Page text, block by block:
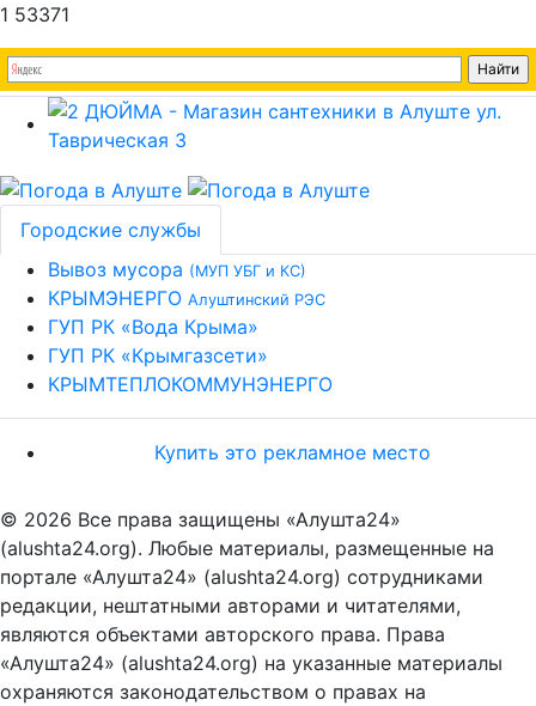
1 53371
Городские службы
Вывоз мусора (МУП УБГ и КС)
КРЫМЭНЕРГО Алуштинский РЭС
ГУП РК «Вода Крыма»
ГУП РК «Крымгазсети»
КРЫМТЕПЛОКОММУНЭНЕРГО
Купить это рекламное место
© 2026 Все права защищены «Алушта24»
(alushta24.org). Любые материалы, размещенные на
портале «Алушта24» (alushta24.org) сотрудниками
редакции, нештатными авторами и читателями,
являются объектами авторского права. Права
«Алушта24» (alushta24.org) на указанные материалы
охраняются законодательством о правах на